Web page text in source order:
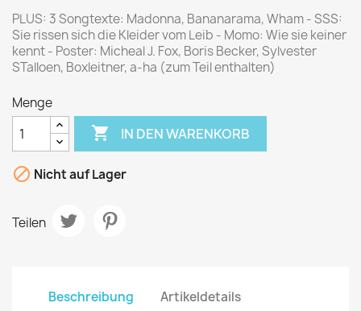
PLUS: 3 Songtexte: Madonna, Bananarama, Wham - SSS:
Sie rissen sich die Kleider vom Leib - Momo: Wie sie keiner
kennt - Poster: Micheal J. Fox, Boris Becker, Sylvester
STalloen, Boxleitner, a-ha (zum Teil enthalten)
Menge
 IN DEN WARENKORB
 Nicht auf Lager
Teilen
Beschreibung Artikeldetails